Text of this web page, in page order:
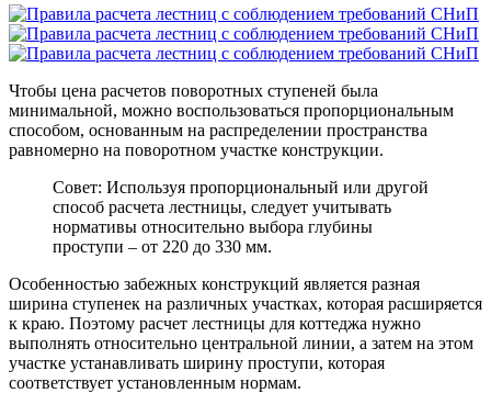
Чтобы цена расчетов поворотных ступеней была
минимальной, можно воспользоваться пропорциональным
способом, основанным на распределении пространства
равномерно на поворотном участке конструкции.
Совет: Используя пропорциональный или другой
способ расчета лестницы, следует учитывать
нормативы относительно выбора глубины
проступи – от 220 до 330 мм.
Особенностью забежных конструкций является разная
ширина ступенек на различных участках, которая расширяется
к краю. Поэтому расчет лестницы для коттеджа нужно
выполнять относительно центральной линии, а затем на этом
участке устанавливать ширину проступи, которая
соответствует установленным нормам.